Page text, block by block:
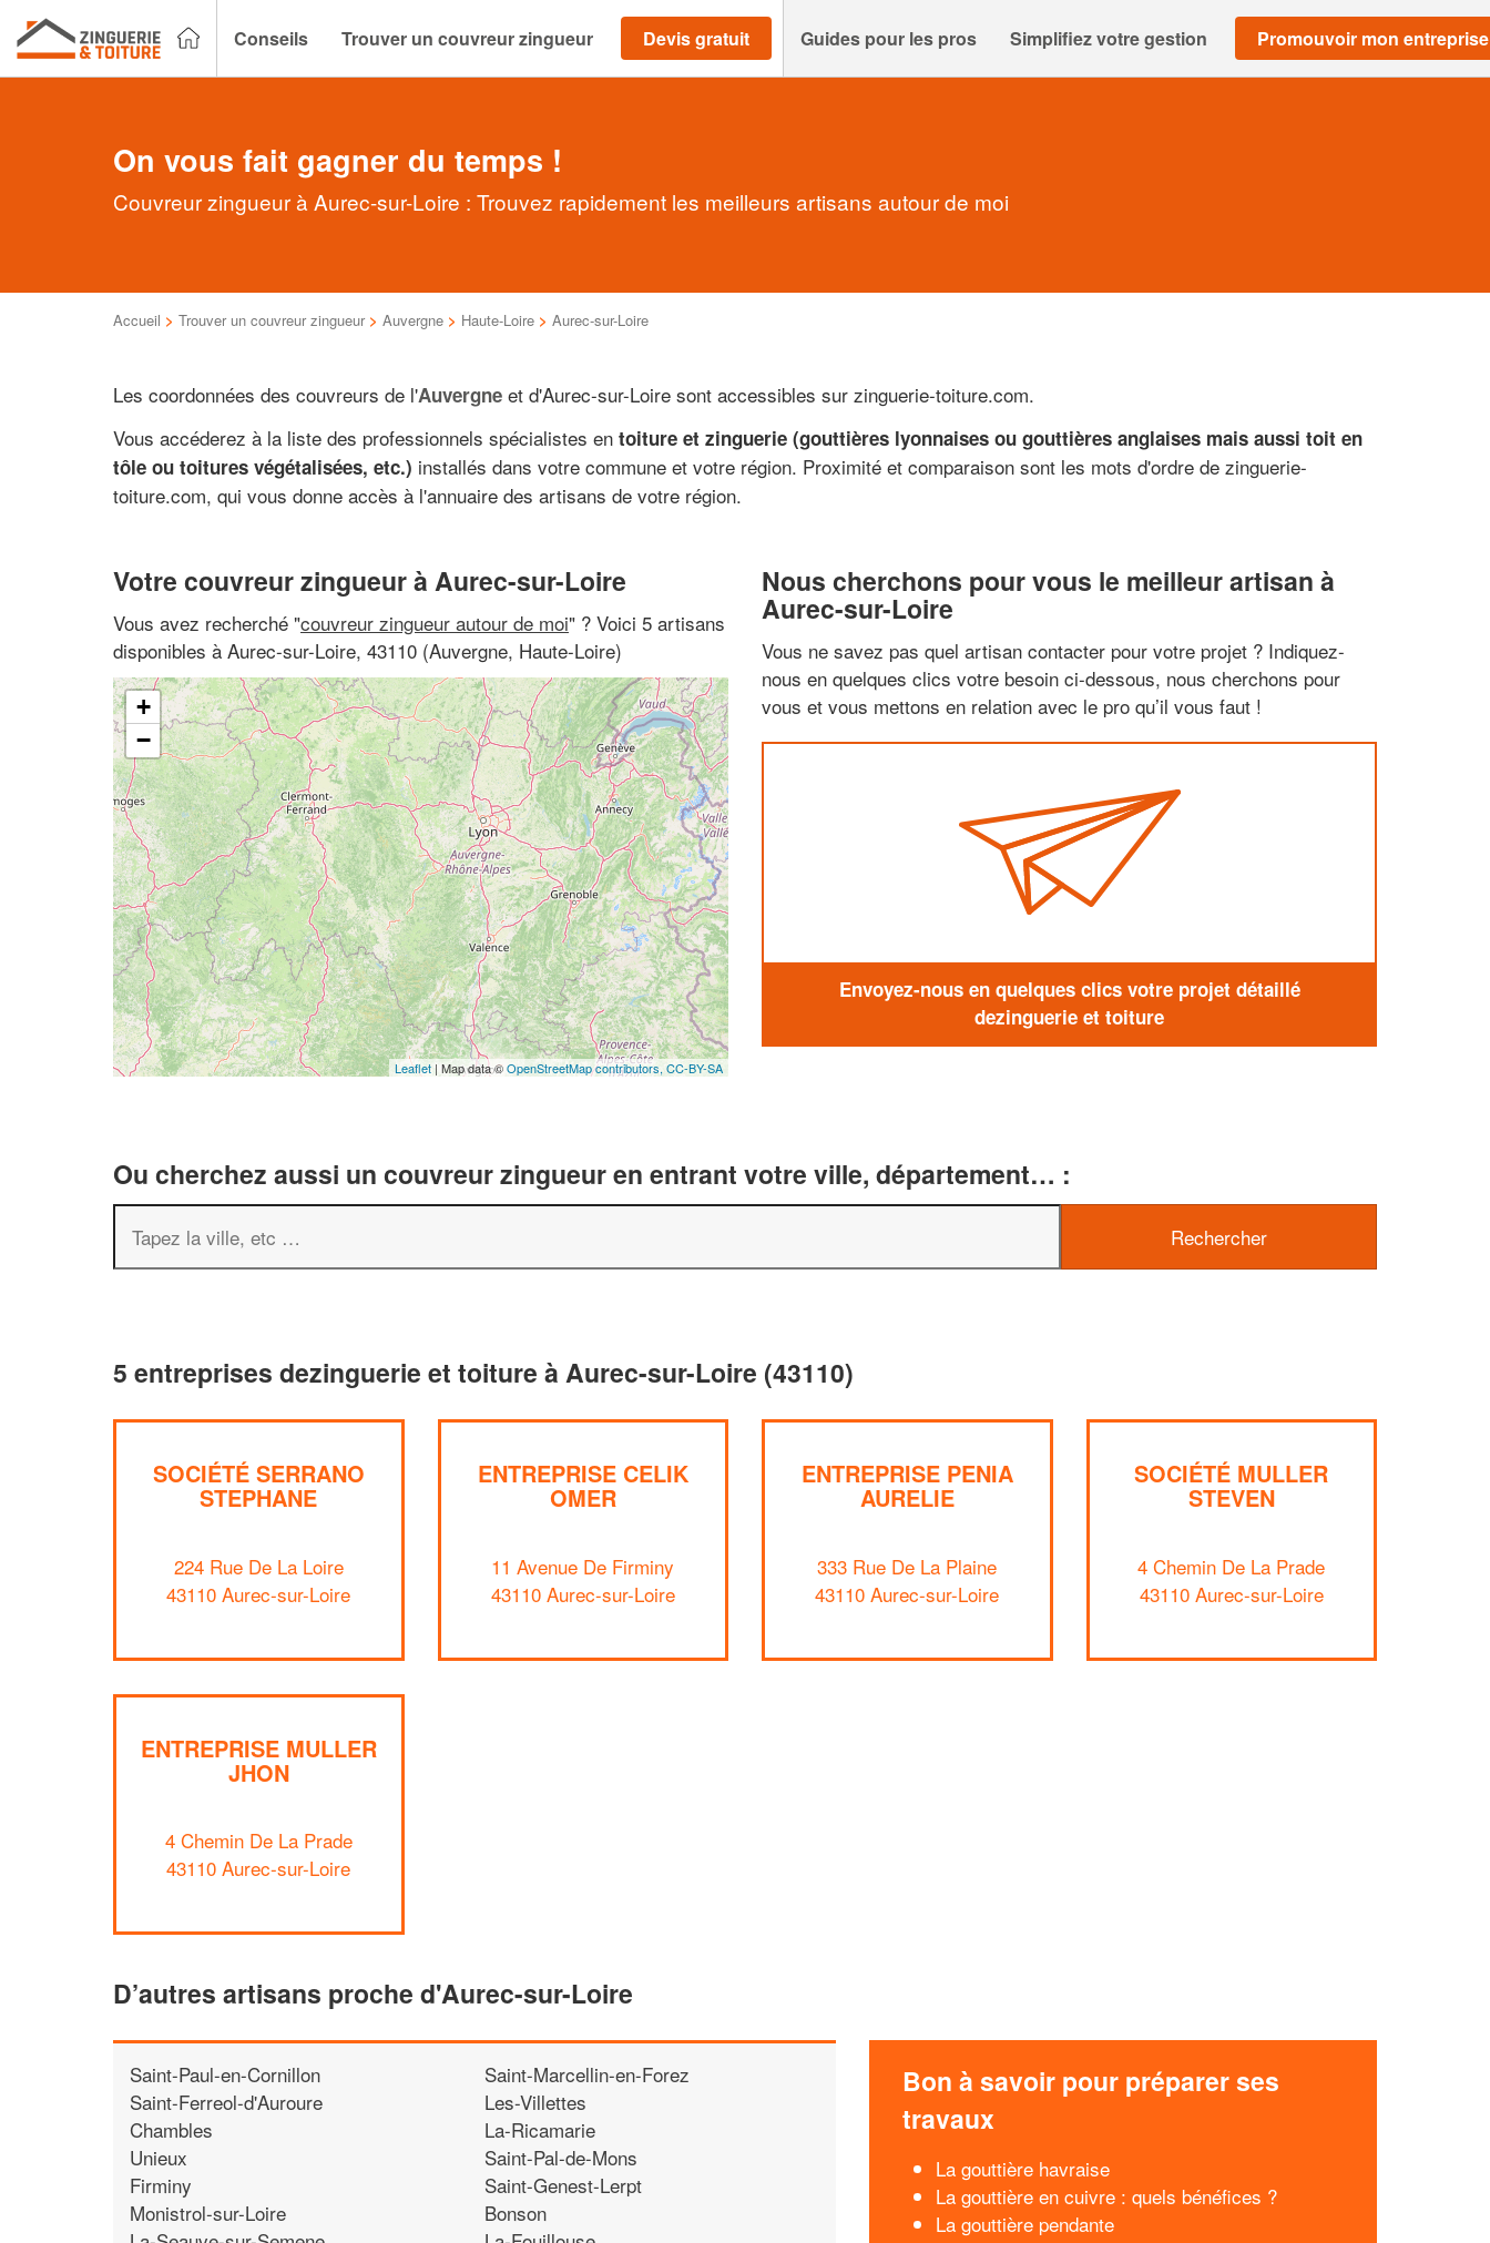
Conseils Trouver un couvreur zingueur Devis gratuit Guides pour les pros Simplifiez votre gestion Promouvoir mon entreprise
On vous fait gagner du temps !
Couvreur zingueur à Aurec-sur-Loire : Trouvez rapidement les meilleurs artisans autour de moi
Accueil > Trouver un couvreur zingueur > Auvergne > Haute-Loire > Aurec-sur-Loire
Les coordonnées des couvreurs de l'Auvergne et d'Aurec-sur-Loire sont accessibles sur zinguerie-toiture.com.
Vous accéderez à la liste des professionnels spécialistes en toiture et zinguerie (gouttières lyonnaises ou gouttières anglaises mais aussi toit en
tôle ou toitures végétalisées, etc.) installés dans votre commune et votre région. Proximité et comparaison sont les mots d'ordre de zinguerie-
toiture.com, qui vous donne accès à l'annuaire des artisans de votre région.
Votre couvreur zingueur à Aurec-sur-Loire
Vous avez recherché "couvreur zingueur autour de moi" ? Voici 5 artisans
disponibles à Aurec-sur-Loire, 43110 (Auvergne, Haute-Loire)
+
−
Leaflet | Map data ©OpenStreetMap contributors, CC-BY-SA
Nous cherchons pour vous le meilleur artisan à
Aurec-sur-Loire
Vous ne savez pas quel artisan contacter pour votre projet ? Indiquez-
nous en quelques clics votre besoin ci-dessous, nous cherchons pour
vous et vous mettons en relation avec le pro qu’il vous faut !
Envoyez-nous en quelques clics votre projet détaillé
dezinguerie et toiture
Ou cherchez aussi un couvreur zingueur en entrant votre ville, département… :
5 entreprises dezinguerie et toiture à Aurec-sur-Loire (43110)
SOCIÉTÉ SERRANO
STEPHANE
224 Rue De La Loire
43110 Aurec-sur-Loire
ENTREPRISE CELIK
OMER
11 Avenue De Firminy
43110 Aurec-sur-Loire
ENTREPRISE PENIA
AURELIE
333 Rue De La Plaine
43110 Aurec-sur-Loire
SOCIÉTÉ MULLER
STEVEN
4 Chemin De La Prade
43110 Aurec-sur-Loire
ENTREPRISE MULLER
JHON
4 Chemin De La Prade
43110 Aurec-sur-Loire
D’autres artisans proche d'Aurec-sur-Loire
Saint-Paul-en-Cornillon
Saint-Ferreol-d'Auroure
Chambles
Unieux
Firminy
Monistrol-sur-Loire
Saint-Marcellin-en-Forez
Les-Villettes
La-Ricamarie
Saint-Pal-de-Mons
Saint-Genest-Lerpt
Bonson
Bon à savoir pour préparer ses
travaux
La gouttière havraise
La gouttière en cuivre : quels bénéfices ?
La gouttière pendante
Vous êtes un